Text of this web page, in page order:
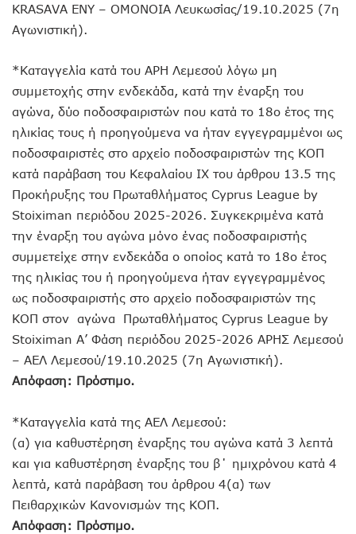
KRASAVA ΕΝΥ – ΟΜΟΝΟΙΑ Λευκωσίας/19.10.2025 (7η
Αγωνιστική).
*Καταγγελία κατά του ΑΡΗ Λεμεσού λόγω μη
συμμετοχής στην ενδεκάδα, κατά την έναρξη του
αγώνα, δύο ποδοσφαιριστών που κατά το 18ο έτος της
ηλικίας τους ή προηγούμενα να ήταν εγγεγραμμένοι ως
ποδοσφαιριστές στο αρχείο ποδοσφαιριστών της ΚΟΠ
κατά παράβαση του Κεφαλαίου ΙΧ του άρθρου 13.5 της
Προκήρυξης του Πρωταθλήματος Cyprus League by
Stoiximan περιόδου 2025-2026. Συγκεκριμένα κατά
την έναρξη του αγώνα μόνο ένας ποδοσφαιριστής
συμμετείχε στην ενδεκάδα ο οποίος κατά το 18ο έτος
της ηλικίας του ή προηγούμενα ήταν εγγεγραμμένος
ως ποδοσφαιριστής στο αρχείο ποδοσφαιριστών της
ΚΟΠ στον αγώνα Πρωταθλήματος Cyprus League by
Stoiximan Α’ Φάση περιόδου 2025-2026 ΑΡΗΣ Λεμεσού
– ΑΕΛ Λεμεσού/19.10.2025 (7η Αγωνιστική).
Απόφαση: Πρόστιμο.
*Καταγγελία κατά της ΑΕΛ Λεμεσού:
(α) για καθυστέρηση έναρξης του αγώνα κατά 3 λεπτά
και για καθυστέρηση έναρξης του β΄ ημιχρόνου κατά 4
λεπτά, κατά παράβαση του άρθρου 4(α) των
Πειθαρχικών Κανονισμών της ΚΟΠ.
Απόφαση: Πρόστιμο.